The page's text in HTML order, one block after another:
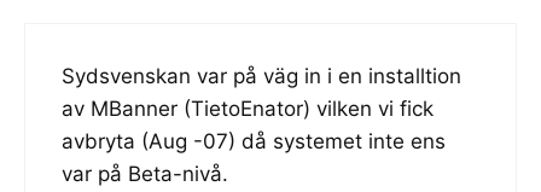
Sydsvenskan var på väg in i en installtion
av MBanner (TietoEnator) vilken vi fick
avbryta (Aug -07) då systemet inte ens
var på Beta-nivå.